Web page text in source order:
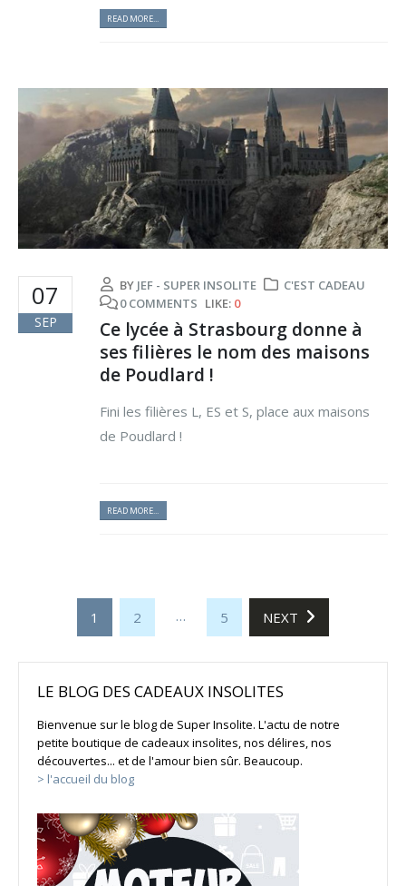
READ MORE...
07
SEP
BY JEF - SUPER INSOLITE
C'EST CADEAU
0 COMMENTS LIKE: 0
Ce lycée à Strasbourg donne à
ses filières le nom des maisons
de Poudlard !
Fini les filières L, ES et S, place aux maisons
de Poudlard !
READ MORE...
1 2 … 5 NEXT
LE BLOG DES CADEAUX INSOLITES
Bienvenue sur le blog de Super Insolite. L'actu de notre
petite boutique de cadeaux insolites, nos délires, nos
découvertes... et de l'amour bien sûr. Beaucoup.
> l'accueil du blog